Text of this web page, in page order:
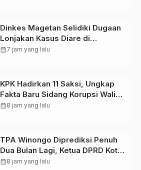
Dinkes Magetan Selidiki Dugaan
Lonjakan Kasus Diare di
Lembeyan, Lakukan Penyelidikan
calendar_month7 jam yang lalu
KPK Hadirkan 11 Saksi, Ungkap
Fakta Baru Sidang Korupsi Wali
Kota Madiun Nonaktif Maidi
calendar_month8 jam yang lalu
TPA Winongo Diprediksi Penuh
Dua Bulan Lagi, Ketua DPRD Kota
Madiun Desak Pemkot Percepat
calendar_month8 jam yang lalu